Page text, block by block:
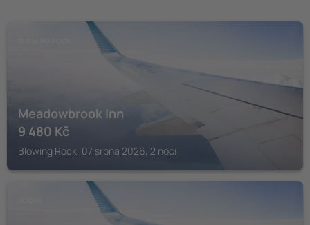
Meadowbrook Inn
9 480 Kč
Blowing Rock, 07 srpna 2026, 2 noci